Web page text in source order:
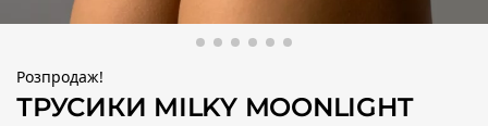
Розпродаж!
ТРУСИКИ MILKY MOONLIGHT